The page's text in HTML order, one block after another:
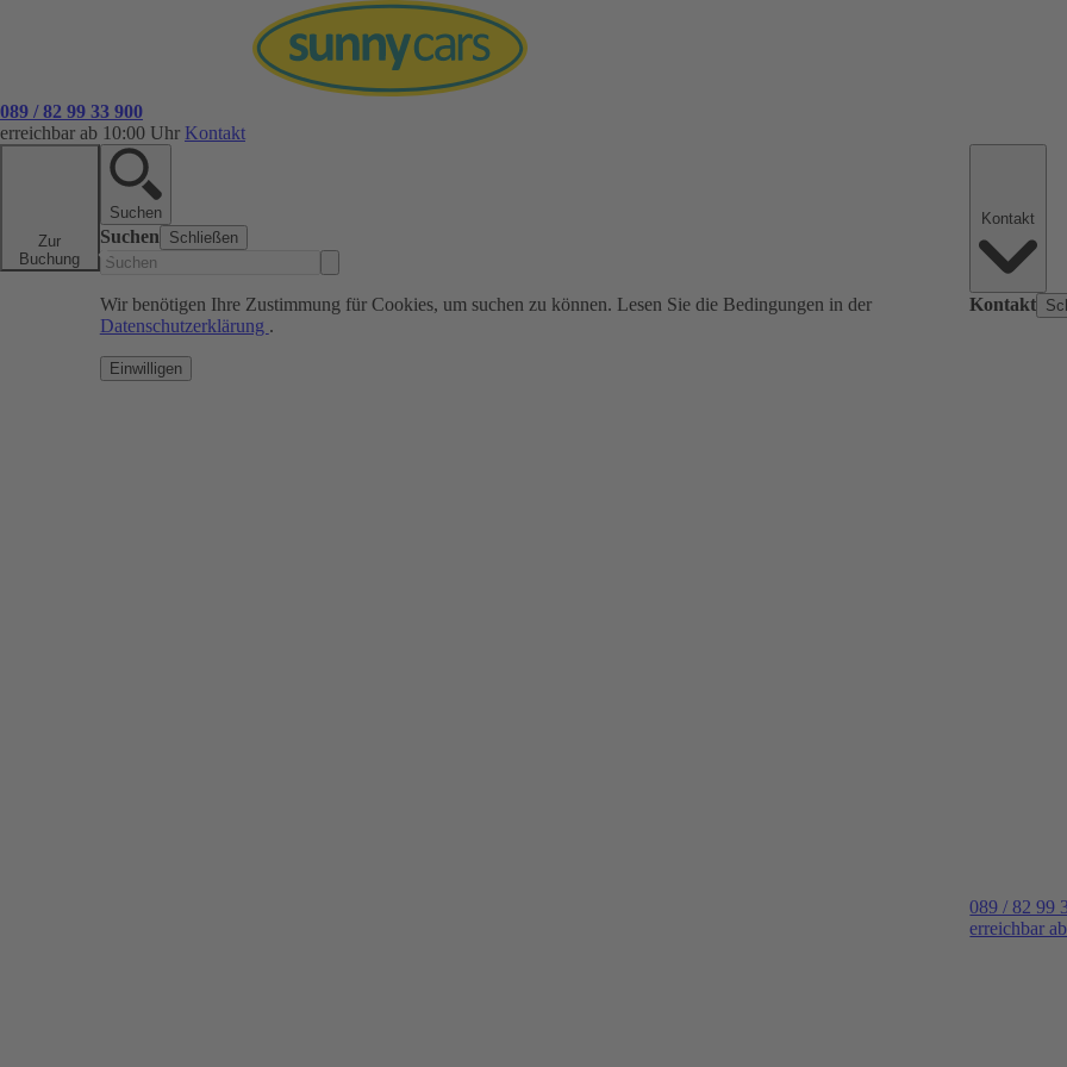
089 / 82 99 33 900
erreichbar ab 10:00 Uhr Kontakt
Zur
Buchung
Suchen
Suchen Schließen
Wir benötigen Ihre Zustimmung für Cookies, um suchen zu können. Lesen Sie die Bedingungen in der
Datenschutzerklärung .
Einwilligen
Kontakt
089 / 82 99
erreichbar